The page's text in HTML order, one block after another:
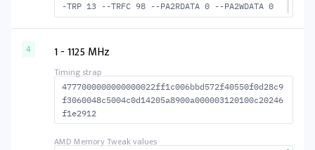
-TRP 13 --TRFC 98 --PA2RDATA 0 --PA2WDATA 0
--TFAW 6 --TCRCRL 1 --TCRCWL 2 --TFAW32 5 --
WR 32 --RAS2RAS 98 --RP 27 --WRPLUSRP 37 --B
4 1 - 1125 MHz
4777000000000000022ff1c006bbd572f40550f0d28c9
f3060048c5004c0d14205a8900a000003120100c20246
f1e2912